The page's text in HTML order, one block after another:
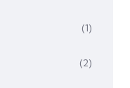
(1)
(2)